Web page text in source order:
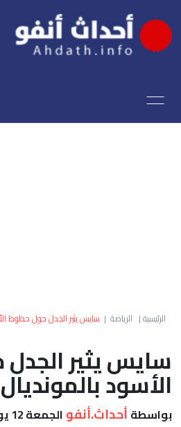
العالم
الصحراء
الرئيسية| الرياضة | سايس يثير الجدل حول حظوظ
سايس يثير
الأسود بالمونديال
بواسطة أحداث.أنفو الجمعة 12 يونيو, 2026 - 13:20